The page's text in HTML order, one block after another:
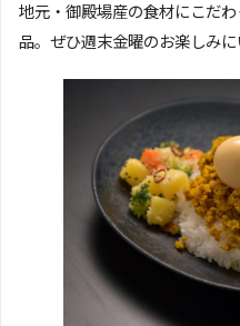
地元・御殿場産の食材にこだ
品。ぜひ週末金曜のお楽しみ